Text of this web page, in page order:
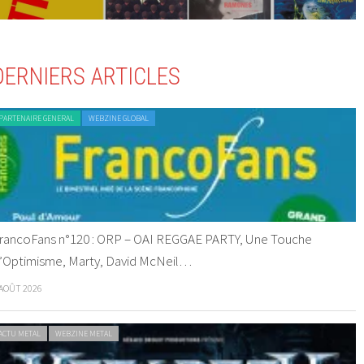
ARTICLES
GENERAL WEBZINE GLOBAL
n°120 : ORP – OAI REGGAE PARTY, Une Touche
Marty, David McNeil…
2026
METAL WEBZINE METAL